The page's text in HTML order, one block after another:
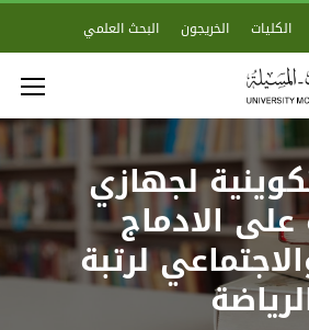
الكليات الخريجون البحث العلمي
لجهازي
الادماج
لرتبة